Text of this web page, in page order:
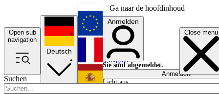
Ga naar de hoofdinhoud
Open sub
navigation
Close menu
Suchen
Deutsch
English
Français
Anmelden
Sie sind abgemeldet.
Anmelden
Licht aus